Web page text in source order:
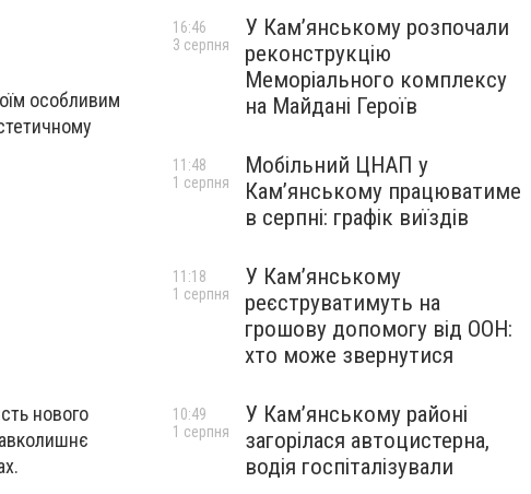
особливим
нового
У Кам’янському розпочали
реконструкцію
Меморіального комплексу
на Майдані Героїв
16:46
3 серпня
Мобільний ЦНАП у
Кам’янському працюватиме
в серпні: графік виїздів
11:48
1 серпня
У Кам’янському
реєструватимуть на
грошову допомогу від ООН:
хто може звернутися
11:18
1 серпня
У Кам’янському районі
загорілася автоцистерна,
водія госпіталізували
10:49
1 серпня